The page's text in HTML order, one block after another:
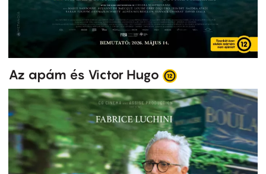
Az apám és Victor Hugo